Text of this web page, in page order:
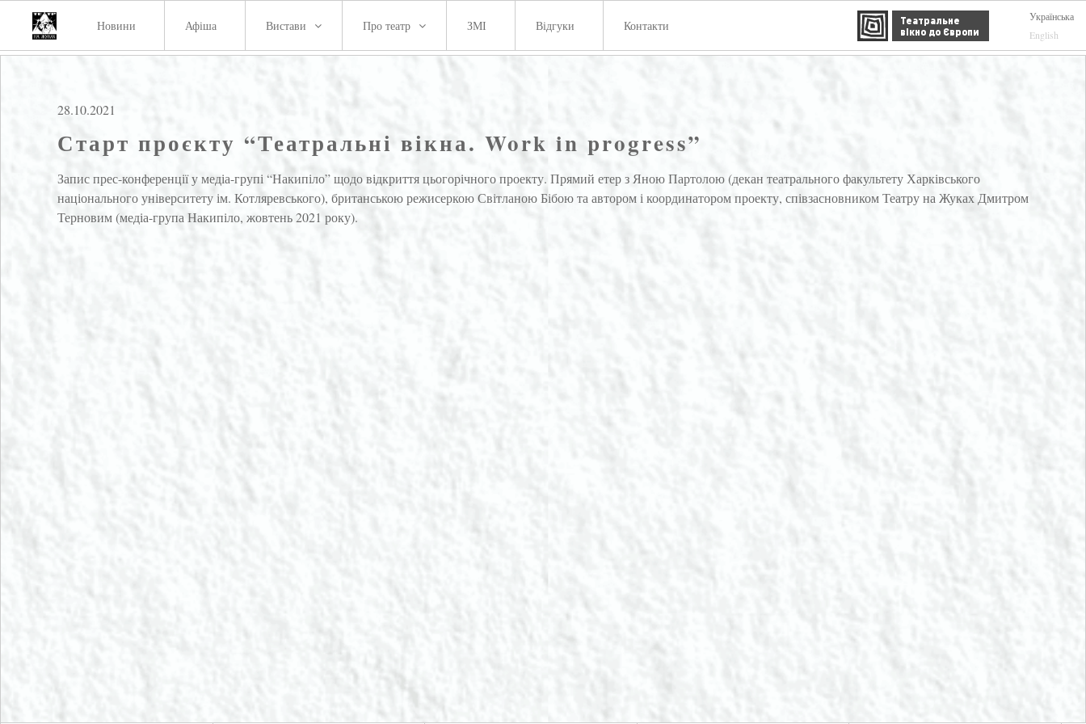
Українська
English
Новини Афіша Вистави Про театр ЗМІ Відгуки Контакти
Театральне
вікно до Європи
28.10.2021
Старт проєкту “Театральні вікна. Work in progress”
Запис прес-конференції у медіа-групі “Накипіло” щодо відкриття цьогорічного проекту. Прямий етер з Яною Партолою (декан театрального факультету Харківського
національного університету ім. Котляревського), британською режисеркою Світланою Бібою та автором і координатором проекту, співзасновником Театру на Жуках Дмитром
Терновим (медіа-група Накипіло, жовтень 2021 року).